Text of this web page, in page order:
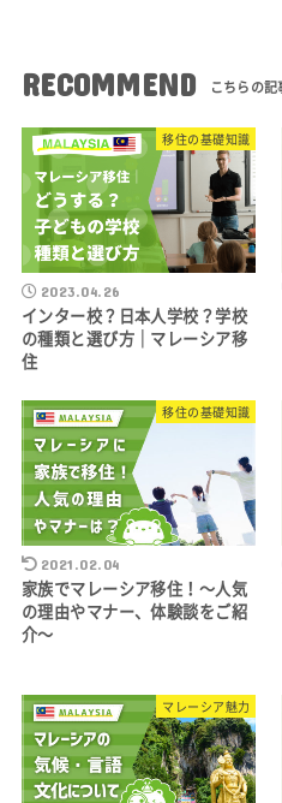
RECOMMEND
移住の基礎知識
2023.04.26
インター校？日本人学校？学校
の種類と選び方｜マレーシア移
住
移住の基礎知識
2021.02.04
家族でマレーシア移住！～人気
の理由やマナー、体験談をご紹
介～
マレーシア魅力